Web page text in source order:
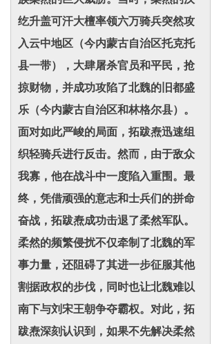
纥升盖可汗大檀率领六万骑兵突然攻
入云中地区（今内蒙古自治区托克托
县一带），大肆屠杀官员和平民，抢
掠财物，并成功攻陷了北魏的旧都盛
乐（今内蒙古自治区和林格尔县）。
面对如此严峻的局面，拓跋焘迅速组
织轻骑兵进行反击。然而，由于敌众
我寡，他在战斗中一度陷入重围。最
终，凭借顽强的意志和士兵们的拼命
奋战，拓跋焘成功击退了柔然军队。
柔然的频繁侵扰不仅牵制了北魏的军
事力量，还阻碍了其进一步征服其他
割据政权的步伐，同时也让北魏难以
南下与刘宋王朝争夺霸权。对此，拓
跋焘深刻认识到，如果不先解决柔然